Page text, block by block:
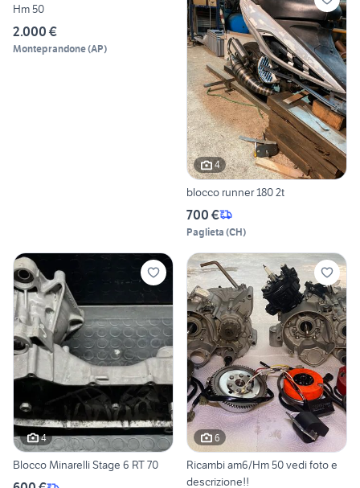
Hm 50
2.000 €
Monteprandone(AP)
4
blocco runner 180 2t
700 €
Paglieta (CH)
4
Blocco Minarelli Stage 6 RT 70
6
Ricambi am6/Hm 50 vedi foto e
descrizione!!